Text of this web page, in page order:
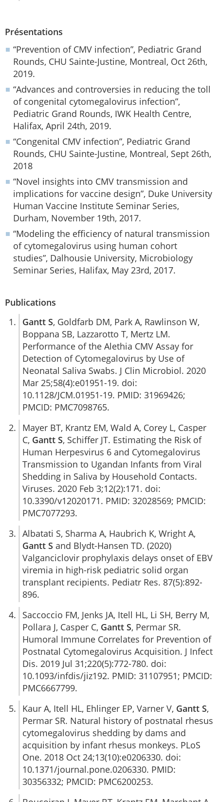
Présentations
“Prevention of CMV infection”, Pediatric Grand
Rounds, CHU Sainte-Justine, Montreal, Oct 26th,
2019.
“Advances and controversies in reducing the toll
of congenital cytomegalovirus infection”,
Pediatric Grand Rounds, IWK Health Centre,
Halifax, April 24th, 2019.
“Congenital CMV infection”, Pediatric Grand
Rounds, CHU Sainte-Justine, Montreal, Sept 26th,
2018
“Novel insights into CMV transmission and
implications for vaccine design”, Duke University
Human Vaccine Institute Seminar Series,
Durham, November 19th, 2017.
“Modeling the efficiency of natural transmission
of cytomegalovirus using human cohort
studies”, Dalhousie University, Microbiology
Seminar Series, Halifax, May 23rd, 2017.
Publications
Gantt S, Goldfarb DM, Park A, Rawlinson W,
Boppana SB, Lazzarotto T, Mertz LM.
Performance of the Alethia CMV Assay for
Detection of Cytomegalovirus by Use of
Neonatal Saliva Swabs. J Clin Microbiol. 2020
Mar 25;58(4):e01951-19. doi:
10.1128/JCM.01951-19. PMID: 31969426;
PMCID: PMC7098765.
Mayer BT, Krantz EM, Wald A, Corey L, Casper
C, Gantt S, Schiffer JT. Estimating the Risk of
Human Herpesvirus 6 and Cytomegalovirus
Transmission to Ugandan Infants from Viral
Shedding in Saliva by Household Contacts.
Viruses. 2020 Feb 3;12(2):171. doi:
10.3390/v12020171. PMID: 32028569; PMCID:
PMC7077293.
Albatati S, Sharma A, Haubrich K, Wright A,
Gantt S and Blydt-Hansen TD. (2020)
Valganciclovir prophylaxis delays onset of EBV
viremia in high-risk pediatric solid organ
transplant recipients. Pediatr Res. 87(5):892-
896.
Saccoccio FM, Jenks JA, Itell HL, Li SH, Berry M,
Pollara J, Casper C, Gantt S, Permar SR.
Humoral Immune Correlates for Prevention of
Postnatal Cytomegalovirus Acquisition. J Infect
Dis. 2019 Jul 31;220(5):772-780. doi:
10.1093/infdis/jiz192. PMID: 31107951; PMCID:
PMC6667799.
Kaur A, Itell HL, Ehlinger EP, Varner V, Gantt S,
Permar SR. Natural history of postnatal rhesus
cytomegalovirus shedding by dams and
acquisition by infant rhesus monkeys. PLoS
One. 2018 Oct 24;13(10):e0206330. doi:
10.1371/journal.pone.0206330. PMID:
30356332; PMCID: PMC6200253.